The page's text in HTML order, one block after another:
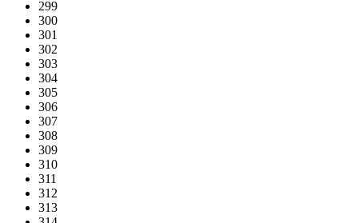
299
300
301
302
303
304
305
306
307
308
309
310
311
312
313